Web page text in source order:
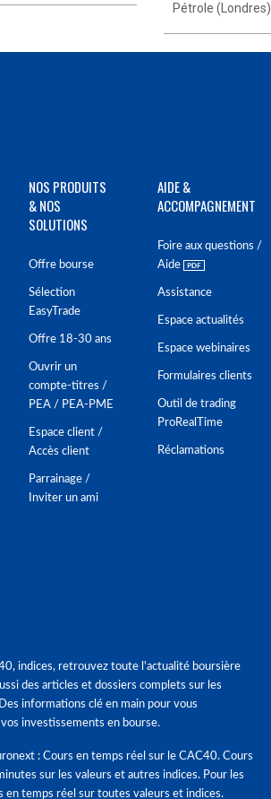
Pétrole (Londres)
NOS PRODUITS
& NOS
SOLUTIONS
Offre bourse
Sélection
EasyTrade
Offre 18-30 ans
Ouvrir un
compte-titres /
PEA / PEA-PME
Espace client /
Accès client
Parrainage /
Inviter un ami
AIDE &
ACCOMPAGNEMENT
Foire aux questions /
Aide
Assistance
Espace actualités
Espace webinaires
Formulaires clients
Outil de trading
ProRealTime
Réclamations
40, indices, retrouvez toute l'actualité boursière
des articles et dossiers complets sur les
informations clé en main pour vous
investissements en bourse.
: Cours en temps réel sur le CAC40. Cours
sur les valeurs et autres indices. Pour les
en temps réel sur toutes valeurs et indices.